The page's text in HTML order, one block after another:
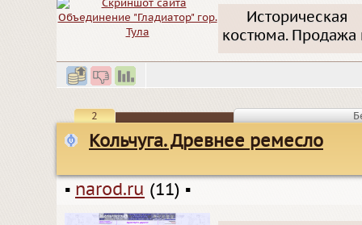
костюма. Продажа
2
Кольчуга. Древнее ремесло
▪ narod.ru (11) ▪